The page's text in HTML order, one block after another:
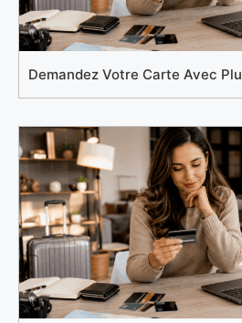
Demandez Votre Carte Avec